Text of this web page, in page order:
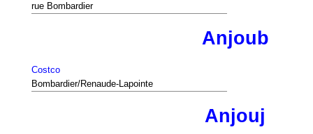
rue Bombardier
Anjoub
Costco
Bombardier/Renaude-Lapointe
Anjouj